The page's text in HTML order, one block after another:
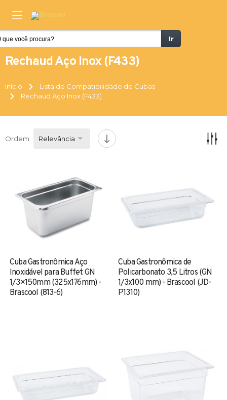
Ir
Rechaud Aço Inox (F433)
Início
Lista de Compatibilidade de Cubas
Rechaud Aço Inox (F433)
Ordem Relevância
Cuba Gastronômica Aço
Inoxidável para Buffet GN
1/3×150mm (325x176mm) -
Brascool (813-6)
Cuba Gastronômica de
Policarbonato 3,5 Litros (GN
1/3x100 mm) - Brascool (JD-
P1310)